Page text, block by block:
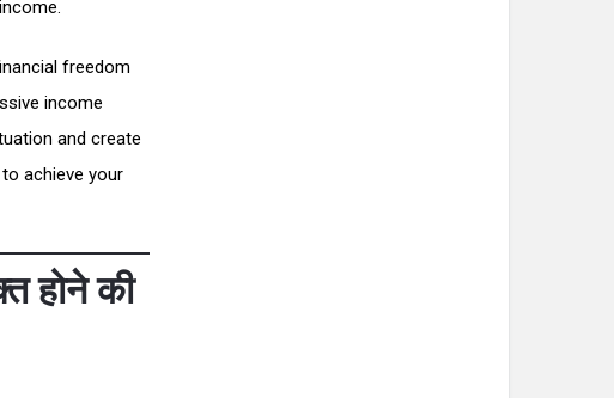
freedom
income
and create
achieve your
होने की